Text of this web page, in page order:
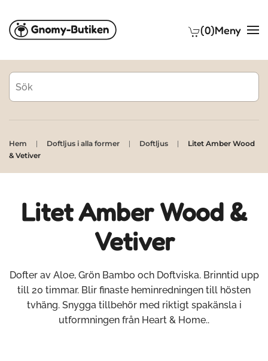
Skip to main content (0)Meny
Hem Doftljus i alla former Doftljus
Litet Amber Wood
& Vetiver
Litet Amber Wood &
Vetiver
Dofter av Aloe, Grön Bambo och Doftviska. Brinntid upp
till 20 timmar. Blir finaste heminredningen till hösten
tvhäng. Snygga tillbehör med riktigt spakänsla i
utformningen från Heart & Home..